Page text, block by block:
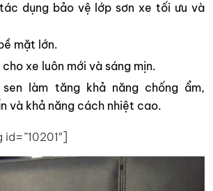
dụng bảo vệ lớp sơn xe tối ưu và
mặt lớn.
xe luôn mới và sáng mịn.
làm tăng khả năng chống ẩm,
và khả năng cách nhiệt cao.